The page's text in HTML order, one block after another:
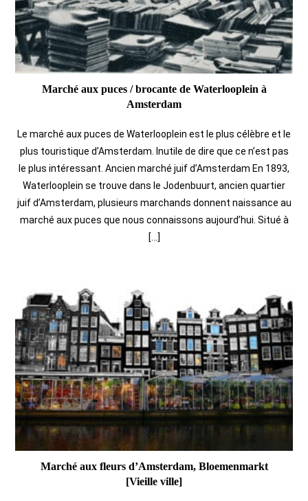
Marché aux puces / brocante de Waterlooplein à
Amsterdam
Le marché aux puces de Waterlooplein est le plus célèbre et le
plus touristique d’Amsterdam. Inutile de dire que ce n’est pas
le plus intéressant. Ancien marché juif d’Amsterdam En 1893,
Waterlooplein se trouve dans le Jodenbuurt, ancien quartier
juif d’Amsterdam, plusieurs marchands donnent naissance au
marché aux puces que nous connaissons aujourd’hui. Situé à
[…]
Marché aux fleurs d’Amsterdam, Bloemenmarkt
[Vieille ville]